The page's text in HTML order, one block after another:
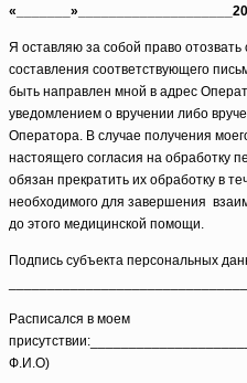
Я оставляю за собой право отозвать
составления соответствующего
быть направлен мной в адрес
уведомлением о вручении либо
Оператора. В случае получения
настоящего согласия на обработку
обязан прекратить их обработку в
необходимого для завершения
до этого медицинской помощи.
Подпись субъекта персональных
Расписался в моем
Ф.И.О)